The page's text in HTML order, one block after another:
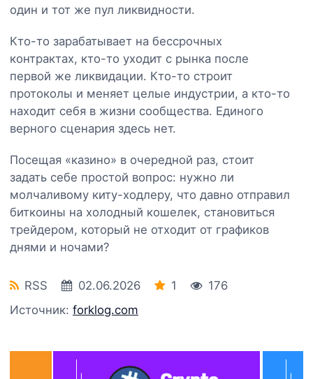
один и тот же пул ликвидности.
Кто-то зарабатывает на бессрочных
контрактах, кто-то уходит с рынка после
первой же ликвидации. Кто-то строит
протоколы и меняет целые индустрии, а кто-то
находит себя в жизни сообщества. Единого
верного сценария здесь нет.
Посещая «казино» в очередной раз, стоит
задать себе простой вопрос: нужно ли
молчаливому киту-ходлеру, что давно отправил
биткоины на холодный кошелек, становиться
трейдером, который не отходит от графиков
днями и ночами?
RSS 02.06.2026 1
176
Источник: forklog.com